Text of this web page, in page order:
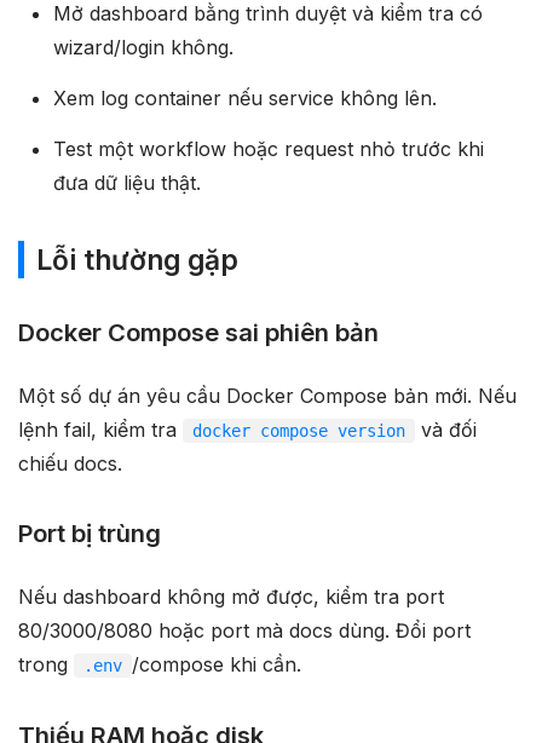
Mở dashboard bằng trình duyệt và kiểm tra có
wizard/login không.
Xem log container nếu service không lên.
Test một workflow hoặc request nhỏ trước khi
đưa dữ liệu thật.
Lỗi thường gặp
Docker Compose sai phiên bản
Một số dự án yêu cầu Docker Compose bản mới. Nếu
lệnh fail, kiểm tra
docker compose version
và đối
chiếu docs.
Port bị trùng
Nếu dashboard không mở được, kiểm tra port
80/3000/8080 hoặc port mà docs dùng. Đổi port
trong
.env /compose khi cần.
Thiếu RAM hoặc disk